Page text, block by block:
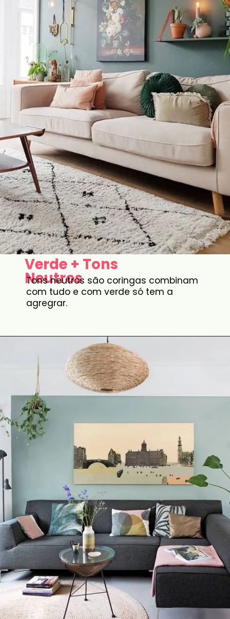
Verde + Tons
Neutros
Tons neutros são coringas combinam
com tudo e com verde só tem a
agregrar.